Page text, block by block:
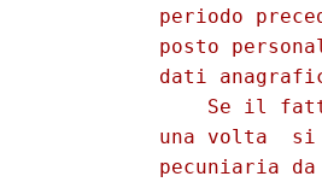
periodo
posto
dati
Se il
una volta
pecuniaria